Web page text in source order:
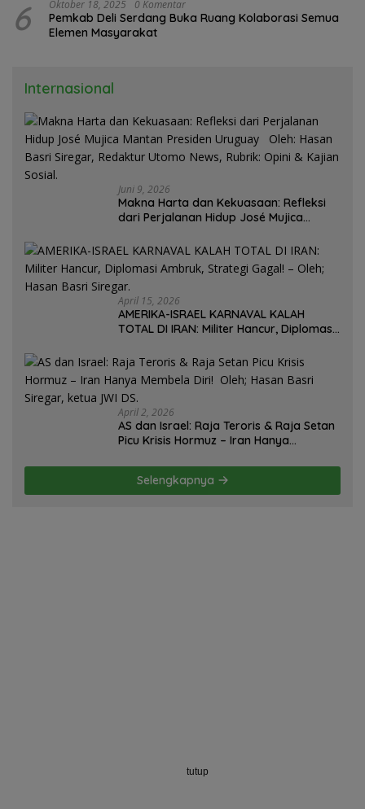
6 Oktober 18, 2025 0 Komentar
Pemkab Deli Serdang Buka Ruang Kolaborasi Semua
Elemen Masyarakat
Internasional
Juni 9, 2026
Makna Harta dan Kekuasaan: Refleksi
dari Perjalanan Hidup José Mujica
Basri Siregar, Redaktur Utomo News,
Rubrik: Opini & Kajian Sosial.
April 15, 2026
AMERIKA-ISRAEL KARNAVAL KALAH
TOTAL DI IRAN: Militer Hancur, Diplomasi
Basri Siregar.
April 2, 2026
AS dan Israel: Raja Teroris & Raja Setan
Picu Krisis Hormuz – Iran Hanya
ketua JWI DS.
Selengkapnya
tutup